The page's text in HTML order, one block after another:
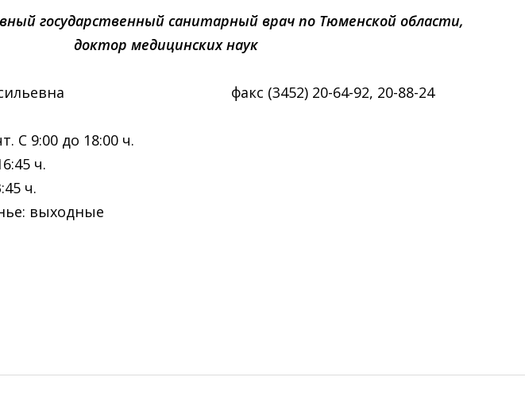
государственный санитарный врач по Тюменской области,
доктор медицинских наук
Васильевна факс (3452) 20-64-92, 20-88-24
С 9:00 до 18:00 ч.
ч.
ч.
выходные